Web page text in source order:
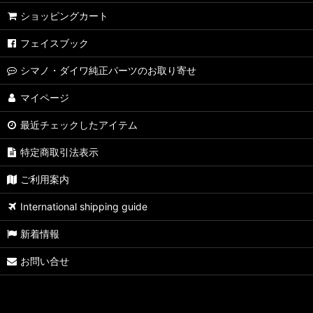
スタジオコンポジット
ドライブ
カハラジャパン
NSクラフト
ダイワ・メガバス純正
アブ純正
シマノ/夢屋
ショッピングカート
フェイスブック
シマノ・ダイワ純正パーツのお取り寄せ
マイページ
最近チェックしたアイテム
特定商取引法表示
ご利用案内
International shipping guide
新着情報
お問い合せ